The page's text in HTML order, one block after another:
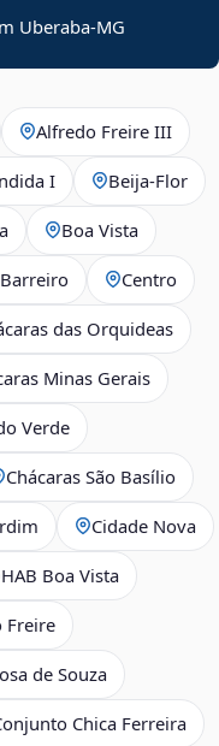
Uberaba-MG
Alfredo Freire III
I Beija‑Flor
Boa Vista
Centro
das Orquideas
Minas Gerais
Verde
Chácaras São Basílio
Cidade Nova
Boa Vista
Freire
de Souza
Chica Ferreira